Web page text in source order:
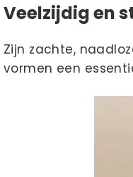
Veelzijdig en
Zijn zachte,
vormen een